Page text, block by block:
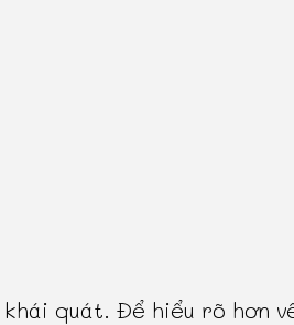
quát. Để hiểu rõ hơn